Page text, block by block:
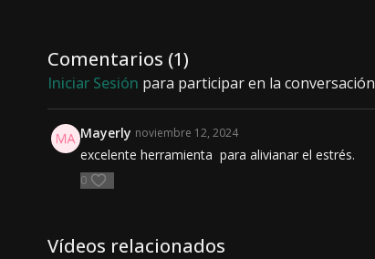
Comentarios (1)
Iniciar Sesión para participar en la conversación
Mayerly noviembre 12, 2024
excelente herramienta para alivianar el estrés.
0
Vídeos relacionados